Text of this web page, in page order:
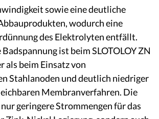
sowie eine deutliche
wodurch eine
des Elektrolyten entfällt.
ist beim SLOTOLOY ZN
als beim Einsatz von
Stahlanoden und deutlich niedriger
Membranverfahren. Die
geringere Strommengen für das